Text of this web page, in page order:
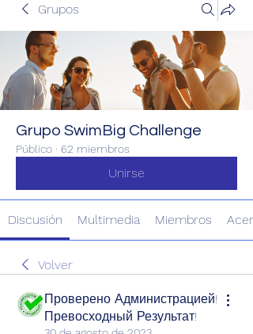
Grupos
Grupo SwimBig Challenge
Público · 62 miembros
Unirse
Discusión Multimedia Miembros
Volver
Проверено Администрацией!
Превосходный Результат!